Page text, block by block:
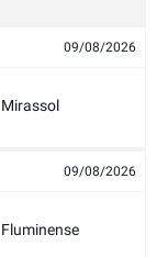
09/08/2026
Mirassol
09/08/2026
Fluminense